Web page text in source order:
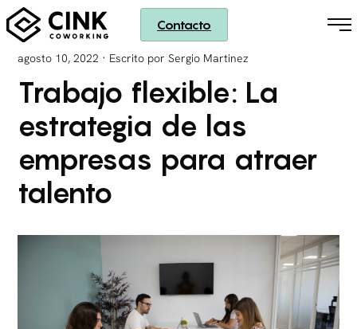
Contacto
agosto 10, 2022 · Escrito por Sergio Martinez
Trabajo flexible: La
estrategia de las
empresas para atraer
talento